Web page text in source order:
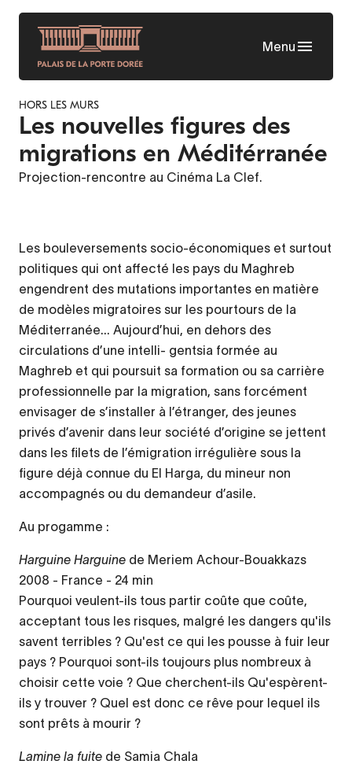
Aller
contenu
principal
Menu
HORS LES MURS
Les nouvelles figures des
migrations en Méditérranée
Projection-rencontre au Cinéma La Clef.
Contenu
d’origine
Les bouleversements socio-économiques et surtout
politiques qui ont affecté les pays du Maghreb
engendrent des mutations importantes en matière
de modèles migratoires sur les pourtours de la
Méditerranée... Aujourd’hui, en dehors des
circulations d’une intelli- gentsia formée au
Maghreb et qui poursuit sa formation ou sa carrière
professionnelle par la migration, sans forcément
envisager de s’installer à l’étranger, des jeunes
privés d’avenir dans leur société d’origine se jettent
dans les filets de l’émigration irrégulière sous la
figure déjà connue du El Harga, du mineur non
accompagnés ou du demandeur d’asile.
Au progamme :
Harguine Harguine de Meriem Achour-Bouakkazs
2008 - France - 24 min
Pourquoi veulent-ils tous partir coûte que coûte,
acceptant tous les risques, malgré les dangers qu'ils
savent terribles ? Qu'est ce qui les pousse à fuir leur
pays ? Pourquoi sont-ils toujours plus nombreux à
choisir cette voie ? Que cherchent-ils Qu'espèrent-
ils y trouver ? Quel est donc ce rêve pour lequel ils
sont prêts à mourir ?
Lamine la fuite de Samia Chala